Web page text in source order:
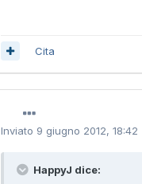
Cita
Inviato 9 giugno 2012, 18:42
HappyJ dice: